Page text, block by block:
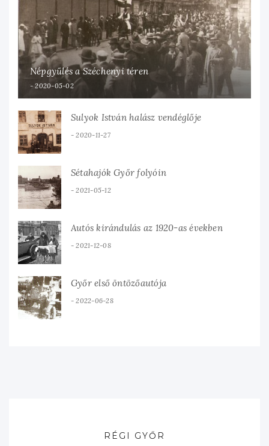
Népgyűlés a Széchenyi téren
2020-05-02
Sulyok István halász vendéglője
2020-11-27
Sétahajók Győr folyóin
2021-05-12
Autós kirándulás az 1920-as években
2021-12-08
Győr első öntözőautója
2022-06-28
RÉGI GYŐR